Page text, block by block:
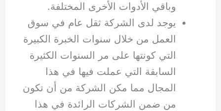
وباقي الأدوات الأخرى المختلفة.
يوجد لدى الشركة ثقل عام في سوق
العمل من خلال سنوات الخبرة الكبيرة
التي كونتها على مر السنوات الكثيرة
السابقة التي عملت فيها في هذا
المجال مما مكن الشركة من أن تكون
من ضمن الشركات الرائدة في هذا